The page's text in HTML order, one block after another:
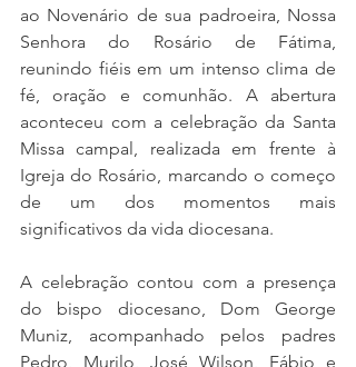
ao Novenário de sua padroeira, Nossa
Senhora do Rosário de Fátima,
reunindo fiéis em um intenso clima de
fé, oração e comunhão. A abertura
aconteceu com a celebração da Santa
Missa campal, realizada em frente à
Igreja do Rosário, marcando o começo
de um dos momentos mais
significativos da vida diocesana.
A celebração contou com a presença
do bispo diocesano, Dom George
Muniz, acompanhado pelos padres
Pedro, Murilo, José Wilson, Fábio e